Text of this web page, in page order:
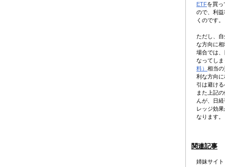
ETFを買
ので、利
くのです。
ただし、
な方向に
場合では
なってしま
料） 相当
利な方向
引は避ける
また上記
んが、日
レッジ効
なります。
関連記事
姉妹サイト